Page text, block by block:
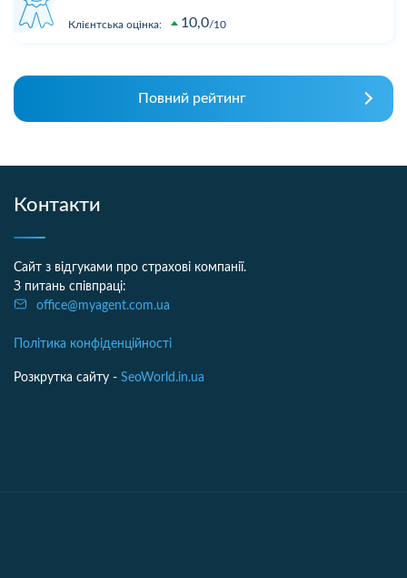
Клієнтська оцінка: 10,0 10
Повний рейтинг
Контакти
Сайт з відгуками про страхові компанії.
З питань співпраці:
office@myagent.com.ua
Політика конфіденційності
Розкрутка сайту - SeoWorld.in.ua